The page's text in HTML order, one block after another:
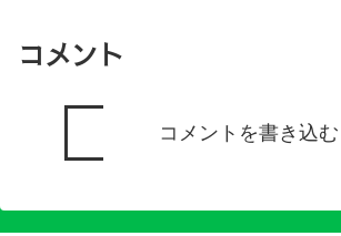
コメント
コメントを書き込む